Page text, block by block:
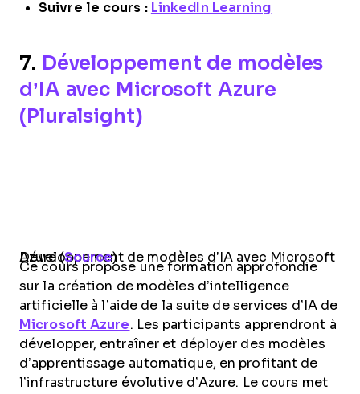
Suivre le cours : LinkedIn Learning
7. Développement de modèles
d’IA avec Microsoft Azure
(Pluralsight)
Développement de modèles d’IA avec Microsoft Azure (Source)
Ce cours propose une formation approfondie
sur la création de modèles d’intelligence
artificielle à l’aide de la suite de services d’IA de
Microsoft Azure. Les participants apprendront à
développer, entraîner et déployer des modèles
d’apprentissage automatique, en profitant de
l’infrastructure évolutive d’Azure. Le cours met